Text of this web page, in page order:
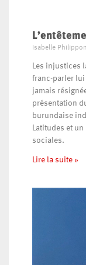
Isabelle Philippon
Les injustices
franc-parler lui
jamais
présentation
burundaise
Latitudes et
sociales.
Lire la suite »